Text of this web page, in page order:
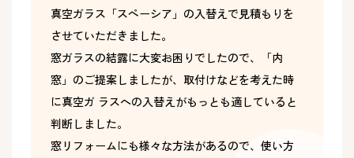
真空ガラス「スペーシア」の入替えで見積もりを
させていただきました。
窓ガラスの結露に大変お困りでしたので、「内
窓」のご提案しましたが、取付けなどを考えた時
に真空ガ ラスへの入替えがもっとも適していると
判断しました。
窓リフォームにも様々な方法があるので、使い方